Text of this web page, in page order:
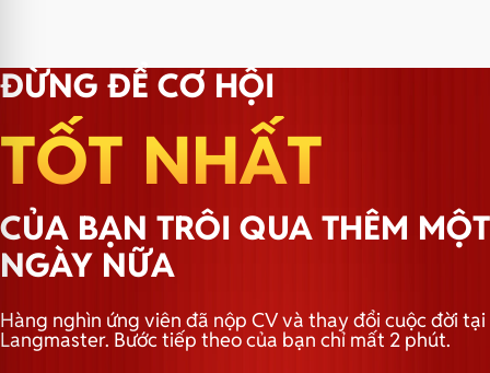
TRƯỞNG PHÒNG MARKETING
TRƯỞNG NHÓM HÀNH CHÍNH
ĐỪNG ĐỂ CƠ HỘI
TỐT NHẤT
CỦA BẠN TRÔI QUA THÊM MỘT
NGÀY NỮA
Hàng nghìn ứng viên đã nộp CV và thay đổi cuộc đời tại
Langmaster. Bước tiếp theo của bạn chỉ mất 2 phút.